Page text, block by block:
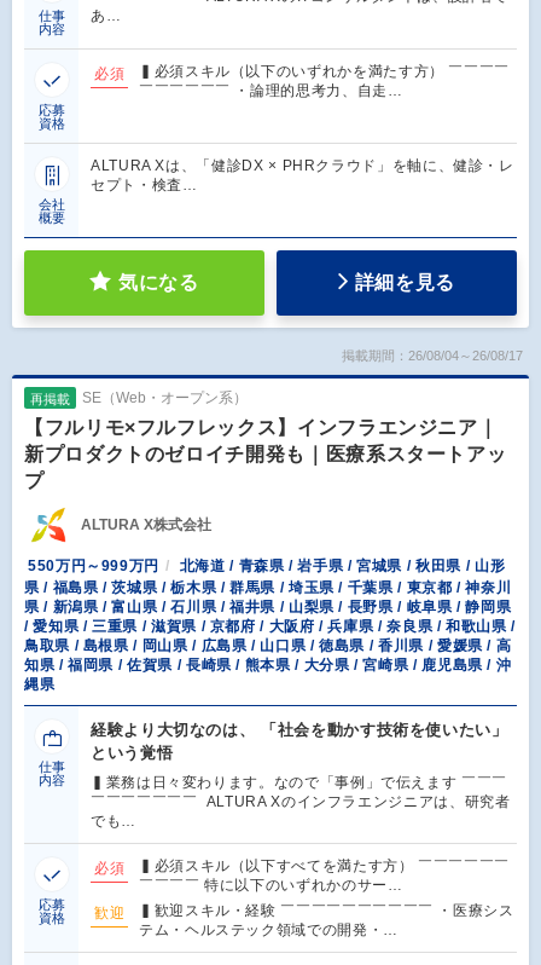
仕事
内容
あ…
応募
資格
必須
▍必須スキル（以下のいずれかを満たす方） ￣￣￣￣
￣￣￣￣￣￣ ・論理的思考力、自走…
会社
概要
ALTURA Xは、「健診DX × PHRクラウド」を軸に、健診・レ
セプト・検査…
気になる 詳細を見る
掲載期間：26/08/04～26/08/17
再掲載 SE（Web・オープン系）
【フルリモ×フルフレックス】インフラエンジニア｜
新プロダクトのゼロイチ開発も｜医療系スタートアッ
プ
ALTURA X株式会社
550万円～999万円
北海道 / 青森県 / 岩手県 / 宮城県 / 秋田県 / 山形
県 / 福島県 / 茨城県 / 栃木県 / 群馬県 / 埼玉県 / 千葉県 / 東京都 / 神奈川
県 / 新潟県 / 富山県 / 石川県 / 福井県 / 山梨県 / 長野県 / 岐阜県 / 静岡県
/ 愛知県 / 三重県 / 滋賀県 / 京都府 / 大阪府 / 兵庫県 / 奈良県 / 和歌山県 /
鳥取県 / 島根県 / 岡山県 / 広島県 / 山口県 / 徳島県 / 香川県 / 愛媛県 / 高
知県 / 福岡県 / 佐賀県 / 長崎県 / 熊本県 / 大分県 / 宮崎県 / 鹿児島県 / 沖
縄県
仕事
内容
経験より大切なのは、 「社会を動かす技術を使いたい」
という覚悟
▍業務は日々変わります。なので「事例」で伝えます ￣￣￣
￣￣￣￣￣￣￣ ALTURA Xのインフラエンジニアは、研究者
でも…
応募
資格
必須
▍必須スキル（以下すべてを満たす方） ￣￣￣￣￣￣
￣￣￣￣ 特に以下のいずれかのサー…
歓迎
▍歓迎スキル・経験 ￣￣￣￣￣￣￣￣￣￣ ・医療シス
テム・ヘルステック領域での開発・…